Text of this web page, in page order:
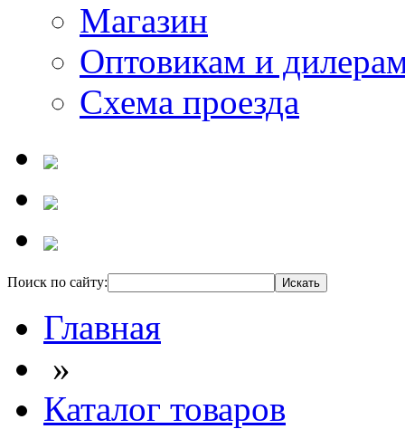
Магазин
Оптовикам и
Схема проезда
Поиск по сайту:
Главная
»
Каталог товаров